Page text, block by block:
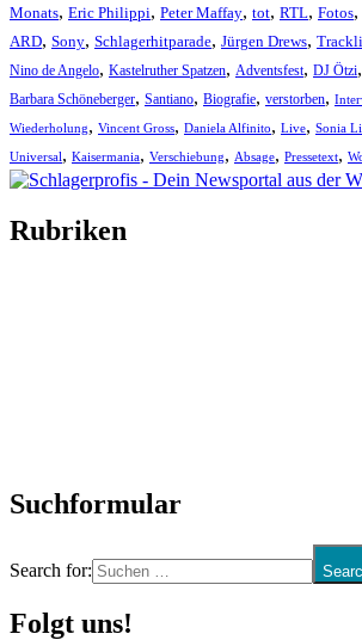
Monats, Eric Philippi, Peter Maffay, tot, RTL, Fotos,
ARD, Sony, Schlagerhitparade, Jürgen Drews,
Nino de Angelo, Kastelruther Spatzen, Adventsfest, DJ Ötzi,
Barbara Schöneberger, Santiano, Biografie, verstorben,
Wiederholung, Vincent Gross, Daniela Alfinito, Live, Sonia
Universal, Kaisermania, Verschiebung, Absage, Pressetext,
Rubriken
Suchformular
Search for:
Folgt uns!